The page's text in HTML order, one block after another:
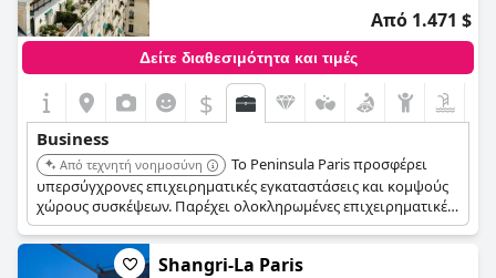
Από 1.471 $
Δείτε διαθεσιμότητα και τιμές
$
Business
Από τεχνητή νοημοσύνη
Το Peninsula Paris προσφέρει
υπερσύγχρονες επιχειρηματικές εγκαταστάσεις και κομψούς
χώρους συσκέψεων. Παρέχει ολοκληρωμένες επιχειρηματικές
υπηρεσίες και τεχνολογική υποστήριξη. Η πολυτελής
ατμόσφαιρα και η προνομιακή του τοποθεσία το καθιστούν
κορυφαία επιλογή για εκτελεστικές συναντήσεις.
Shangri-La Paris